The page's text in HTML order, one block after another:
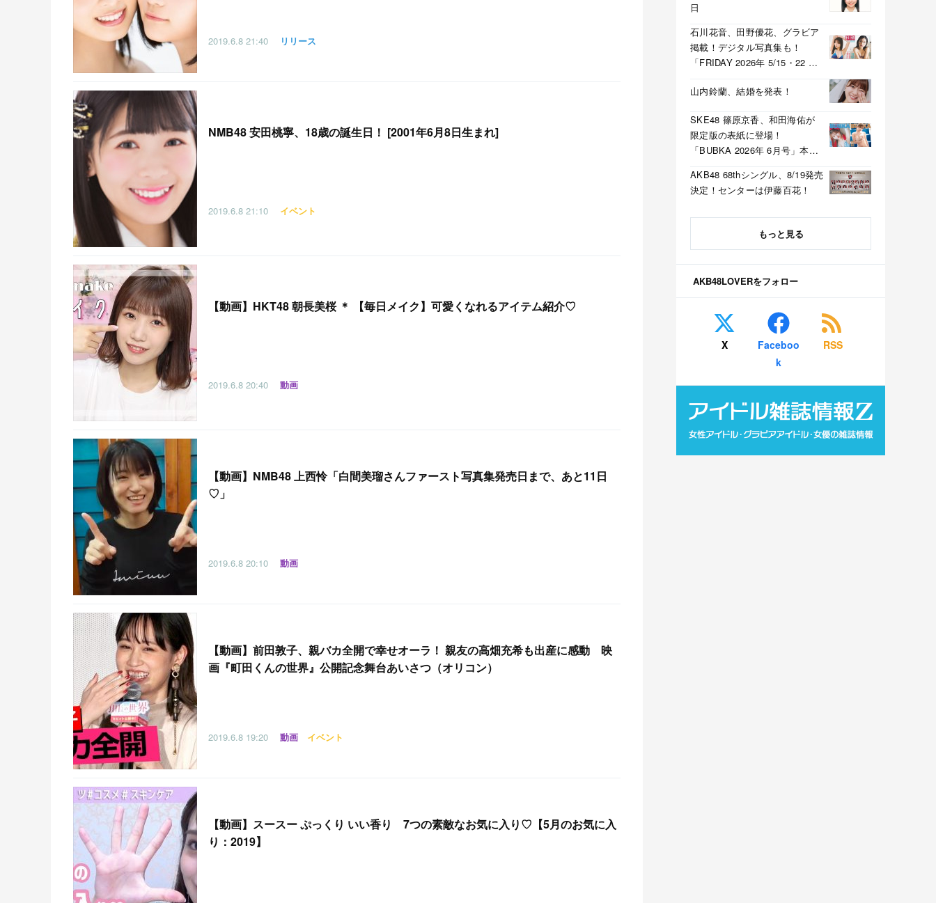
2019.6.8 21:40 リリース
NMB48 安田桃寧、18歳の誕生日！ [2001年6月8日生まれ]
2019.6.8 21:10 イベント
【動画】HKT48 朝長美桜 ＊ 【毎日メイク】可愛くなれるアイテム紹介♡
2019.6.8 20:40 動画
【動画】NMB48 上西怜「白間美瑠さんファースト写真集発売日まで、あと11日
♡」
2019.6.8 20:10 動画
【動画】前田敦子、親バカ全開で幸せオーラ！ 親友の高畑充希も出産に感動 映
画『町田くんの世界』公開記念舞台あいさつ（オリコン）
2019.6.8 19:20 動画 イベント
【動画】スースー ぷっくり いい香り 7つの素敵なお気に入り♡【5月のお気に入
り：2019】
日
石川花音、田野優花、グラビア
掲載！デジタル写真集も！
「FRIDAY 2026年 5/15・22 合
山内鈴蘭、結婚を発表！
SKE48 篠原京香、和田海佑が
限定版の表紙に登場！
「BUBKA 2026年 6月号」本日
AKB48 68thシングル、8/19発売
決定！センターは伊藤百花！
もっと見る
AKB48LOVERをフォロー
X
Faceboo
k
RSS